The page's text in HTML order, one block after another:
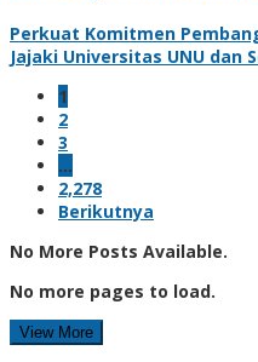
Perkuat Komitmen
Jajaki Universitas UNU dan
1
2
3
…
2,278
Berikutnya
No More Posts Available.
No more pages to load.
View More